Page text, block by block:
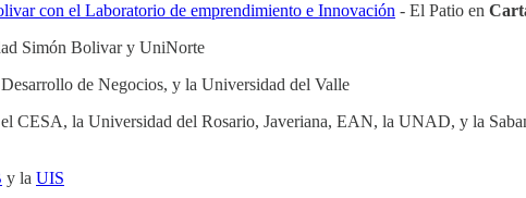
con el Laboratorio de emprendimiento e Innovación - El Patio en
Simón Bolivar y UniNorte
de Negocios, y la Universidad del Valle
CESA, la Universidad del Rosario, Javeriana, EAN, la UNAD, y la
y la UIS